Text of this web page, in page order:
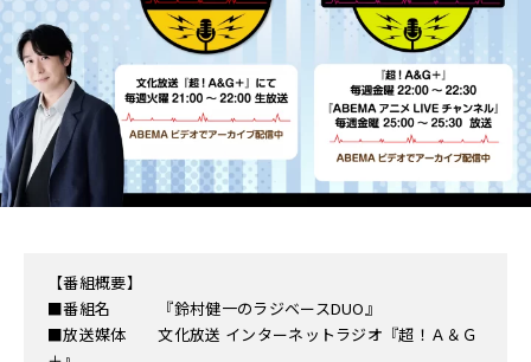
【番組概要】
■番組名 『鈴村健一のラジベースDUO』
■放送媒体 文化放送 インターネットラジオ『超！Ａ＆Ｇ